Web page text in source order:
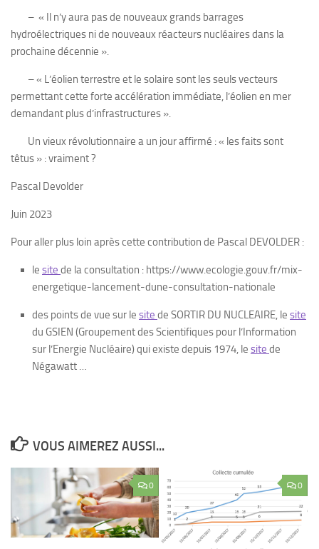
– « Il n’y aura pas de nouveaux grands barrages
hydroélectriques ni de nouveaux réacteurs nucléaires dans la
prochaine décennie ».
– « L’éolien terrestre et le solaire sont les seuls vecteurs
permettant cette forte accélération immédiate, l’éolien en mer
demandant plus d’infrastructures ».
Un vieux révolutionnaire a un jour affirmé : « les faits sont
têtus » : vraiment ?
Pascal Devolder
Juin 2023
Pour aller plus loin après cette contribution de Pascal DEVOLDER :
le site de la consultation : https://www.ecologie.gouv.fr/mix-
energetique-lancement-dune-consultation-nationale
des points de vue sur le site de SORTIR DU NUCLEAIRE, le site
du GSIEN (Groupement des Scientifiques pour l’Information
sur l’Energie Nucléaire) qui existe depuis 1974, le site de
Négawatt …
VOUS AIMEREZ AUSSI...
0 0